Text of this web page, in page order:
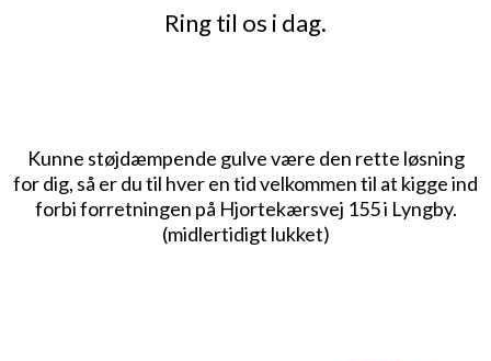
Ring til os i dag.
Kunne støjdæmpende gulve være den rette løsning
for dig, så er du til hver en tid velkommen til at kigge ind
forbi forretningen på Hjortekærsvej 155 i Lyngby.
(midlertidigt lukket)